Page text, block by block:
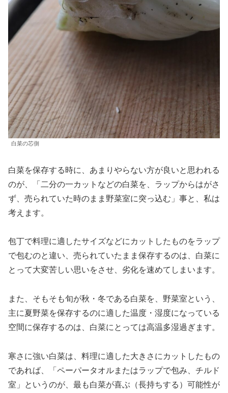
白菜の芯側
白菜を保存する時に、あまりやらない方が良いと思われる
のが、「二分の一カットなどの白菜を、ラップからはがさ
ず、売られていた時のまま野菜室に突っ込む」事と、私は
考えます。
包丁で料理に適したサイズなどにカットしたものをラップ
で包むのと違い、売られていたまま保存するのは、白菜に
とって大変苦しい思いをさせ、劣化を速めてしまいます。
また、そもそも旬が秋・冬である白菜を、野菜室という、
主に夏野菜を保存するのに適した温度・湿度になっている
空間に保存するのは、白菜にとっては高温多湿過ぎます。
寒さに強い白菜は、料理に適した大きさにカットしたもの
であれば、「ペーパータオルまたはラップで包み、チルド
室」というのが、最も白菜が喜ぶ（長持ちする）可能性が